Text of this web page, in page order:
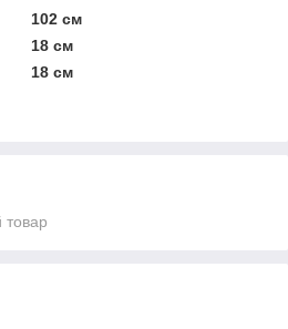
102 см
18 см
18 см
товар